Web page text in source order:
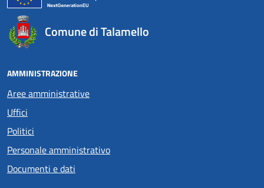
Comune di Talamello
AMMINISTRAZIONE
Aree amministrative
Uffici
Politici
Personale amministrativo
Documenti e dati